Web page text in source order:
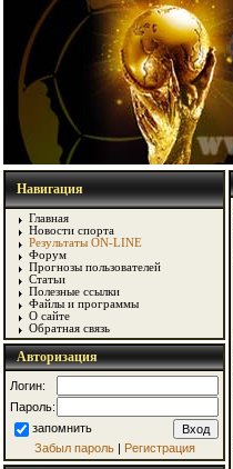
Навигация
Главная
Новости спорта
Результаты ON-LINE
Форум
Прогнозы пользователей
Статьи
Полезные ссылки
Файлы и программы
О сайте
Обратная связь
Авторизация
Логин:
Пароль:
запомнить
Забыл пароль| Регистрация